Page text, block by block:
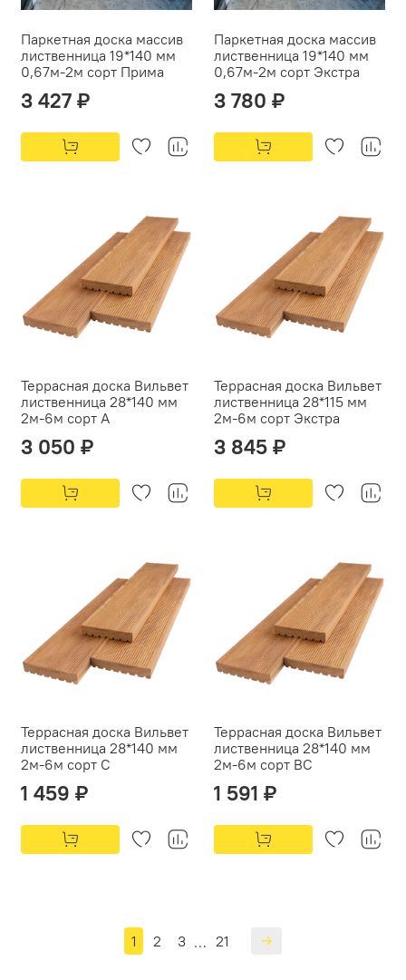
Паркетная доска массив
лиственница 19*140 мм
0,67м-2м сорт Прима
3 427 ₽
Паркетная доска массив
лиственница 19*140 мм
0,67м-2м сорт Экстра
3 780 ₽
Террасная доска Вильвет
лиственница 28*140 мм
2м-6м сорт А
3 050 ₽
Террасная доска Вильвет
лиственница 28*115 мм
2м-6м сорт Экстра
3 845 ₽
Террасная доска Вильвет
лиственница 28*140 мм
2м-6м сорт С
1 459 ₽
Террасная доска Вильвет
лиственница 28*140 мм
2м-6м сорт ВС
1 591 ₽
1 2 3 … 21